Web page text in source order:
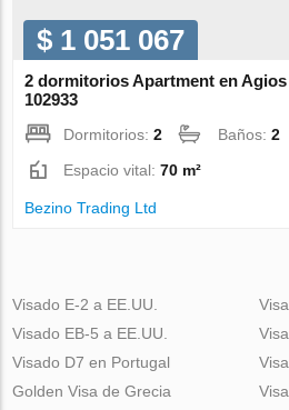
$ 1 051 067
2 dormitorios Apartment en
102933
Dormitorios:2 Baños:2
Espacio vital:70 m²
Bezino Trading Ltd
Visado E-2 a EE.UU.
Visado EB-5 a EE.UU.
Visado D7 en Portugal
Golden Visa de Grecia